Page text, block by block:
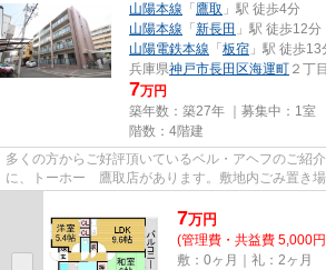
山陽本線 「 鷹取 」駅 徒歩4分
山陽本線 「 新長田 」駅 徒歩12分
山陽電鉄本線 「 板宿 」駅 徒歩13
兵庫県神戸市長田区海運町 ２丁目
7万円
築年数：築27年 ｜募集中： 1室
階数：4階建
多くの方からご好評頂いているベル・アヘフのご紹
に、トーホー 鷹取店があります。敷地内ごみ置き
7万円
(管理費・共益費 5,000
敷：0ヶ月｜礼：2ヶ月